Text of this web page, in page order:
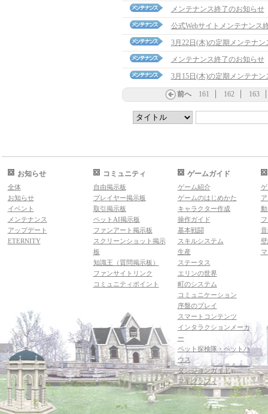
メンテナンス終了のお知らせ
公式Webサイトメンテナンス
3月22日(木)の定期メンテナン
メンテナンス終了のお知らせ
3月15日(木)の定期メンテナン
前へ 161 162 163
お知らせ
全体
お知らせ
イベント
メンテナンス
アップデート
ETERNITY
コミュニティ
自由掲示板
プレイヤー掲示板
取引掲示板
ペットAI掲示板
ファンアート掲示板
スクリーンショット掲示
板
知識王（質問掲示板）
ファンサイトリンク
コミュニティポイント
ゲームガイド
ゲーム紹介
ゲームのはじめかた
キャラクター作成
操作ガイド
基本戦闘
スキルシステム
生産
ステータス
エリンの世界
町のシステム
コミュニケーション
序盤のプレイ
スマートコンテンツ
インタラクションメーカ
ー
ペット探検隊・ペットハ
ウス
ダンジョンガイド
マギグラフィ